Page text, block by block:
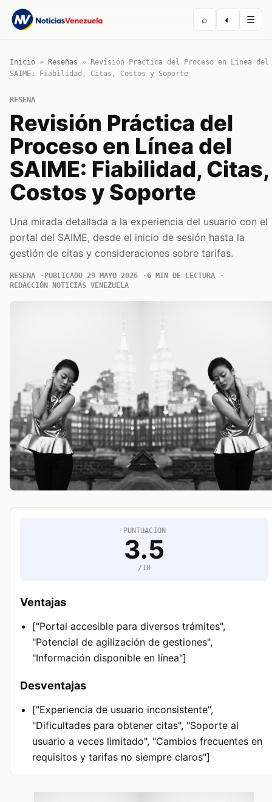
⌕ ◐ ☰
Inicio » Reseñas »
Revisión Práctica del Proceso en Línea del
SAIME: Fiabilidad, Citas, Costos y Soporte
RESENA
Revisión Práctica del
Proceso en Línea del
SAIME: Fiabilidad, Citas,
Costos y Soporte
Una mirada detallada a la experiencia del usuario con el
portal del SAIME, desde el inicio de sesión hasta la
gestión de citas y consideraciones sobre tarifas.
RESENA PUBLICADO 29 MAYO 2026
6 MIN DE LECTURA
REDACCIÓN NOTICIAS VENEZUELA
PUNTUACION
3.5
/10
Ventajas
["Portal accesible para diversos trámites",
"Potencial de agilización de gestiones",
"Información disponible en línea"]
Desventajas
["Experiencia de usuario inconsistente",
"Dificultades para obtener citas", "Soporte al
usuario a veces limitado", "Cambios frecuentes en
requisitos y tarifas no siempre claros"]